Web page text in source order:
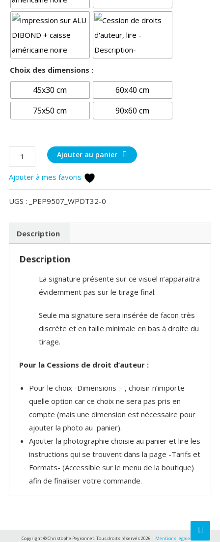
Choix des dimensions :
45x30 cm
60x40 cm
75x50 cm
90x60 cm
quantité
de
Le
fleuve
Adour
l'automne
Ajouter au panier
Ajouter à mes favoris
UGS : _PEP9507_WPDT32-0
Description
Description
La signature présente sur ce visuel n’apparaitra
évidemment pas sur le tirage final.
Seule ma signature sera insérée de facon très
discrète et en taille minimale en bas à droite du
tirage.
Pour la Cessions de droit d’auteur :
Pour le choix -Dimensions :- , choisir n’importe
quelle option car ce choix ne sera pas pris en
compte (mais une dimension est nécessaire pour
ajouter la photo au panier).
Ajouter la photographie choisie au panier et lire les
instructions qui se trouvent dans la page -Tarifs et
Formats- (Accessible sur le menu de la boutique)
afin de finaliser votre commande.
Copyright © Christophe Peyronnet. Tous droits réservés 2026 | Mentions légales et